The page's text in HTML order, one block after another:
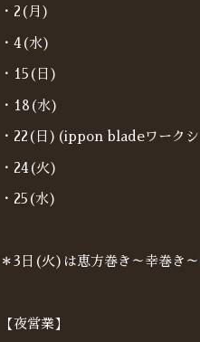
・2(月)
・4(水)
・15(日)
・18(水)
・22(日)(ippon bladeワークシ
・24(火)
・25(水)
＊3日(火)は恵方巻き～幸巻き
【夜営業】